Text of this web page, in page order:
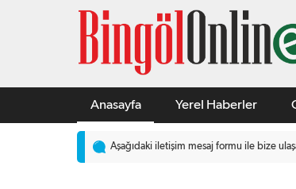
Anasayfa Yerel Haberler
Aşağıdaki iletişim mesaj formu ile bize